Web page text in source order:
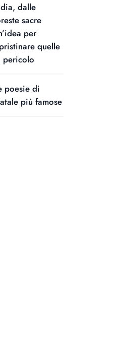
dalle
sacre
per
quelle
pericolo
poesie di
più famose